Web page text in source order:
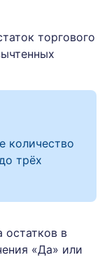
торгового
количество
трёх
остатков в
«Да» или